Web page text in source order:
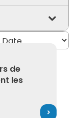
de travail
de
les
la rédaction